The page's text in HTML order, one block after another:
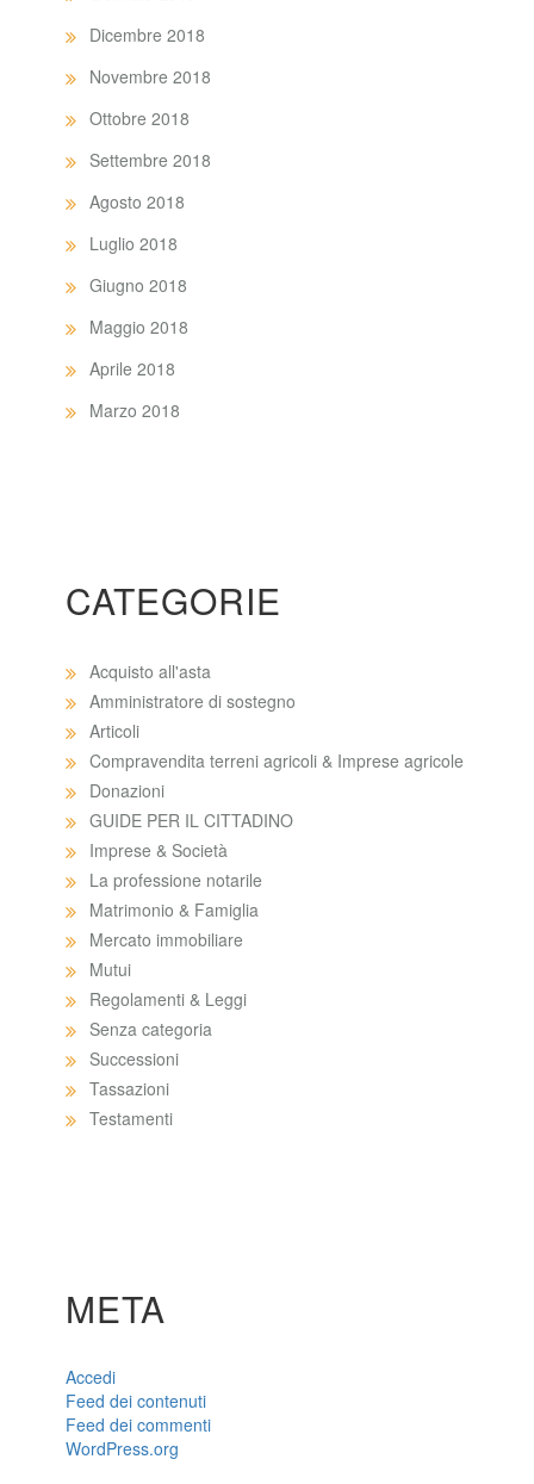
Dicembre 2018
Novembre 2018
Ottobre 2018
Settembre 2018
Agosto 2018
Luglio 2018
Giugno 2018
Maggio 2018
Aprile 2018
Marzo 2018
CATEGORIE
Acquisto all'asta
Amministratore di sostegno
Articoli
Compravendita terreni agricoli & Imprese agricole
Donazioni
GUIDE PER IL CITTADINO
Imprese & Società
La professione notarile
Matrimonio & Famiglia
Mercato immobiliare
Mutui
Regolamenti & Leggi
Senza categoria
Successioni
Tassazioni
Testamenti
META
Accedi
Feed dei contenuti
Feed dei commenti
WordPress.org